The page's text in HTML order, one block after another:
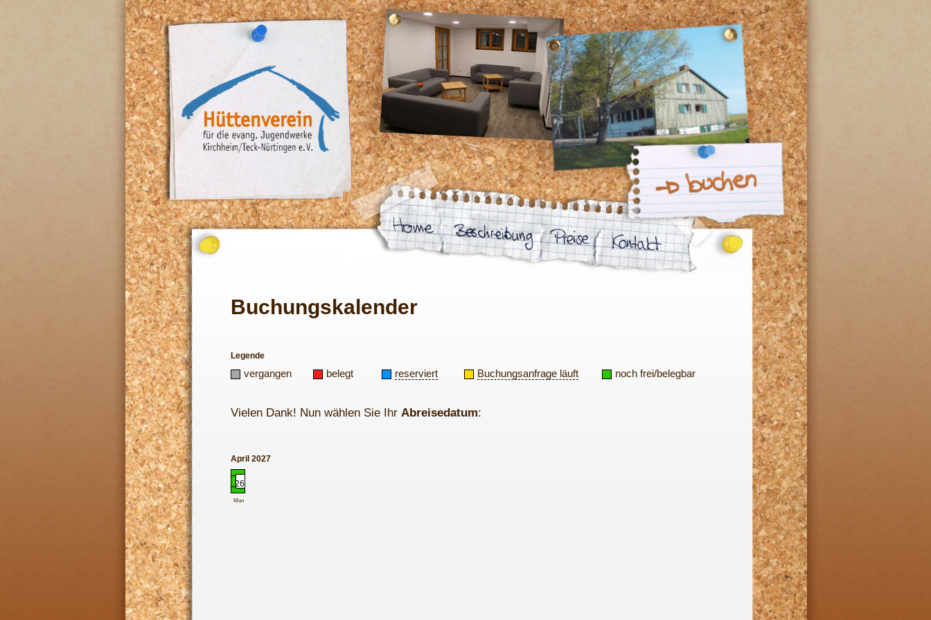
Buchungskalender
Legende
vergangen belegt reserviert Buchungsanfrage läuft noch frei/belegbar
Vielen Dank! Nun wählen Sie Ihr Abreisedatum:
April 2027
26
Mon